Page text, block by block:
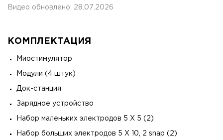
Видео обновлено: 28.07.2026
КОМПЛЕКТАЦИЯ
Миостимулятор
Модули (4 штук)
Док-станция
Зарядное устройство
Набор маленьких электродов 5 X 5 (2)
Набор больших электродов 5 X 10, 2 snap (2)